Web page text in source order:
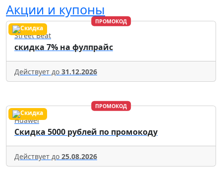
Акции и купоны
ПРОМОКОД
Street Beat
скидка 7% на фулпрайс
Действует до 31.12.2026
ПРОМОКОД
Huawei
Скидка 5000 рублей по промокоду
Действует до 25.08.2026